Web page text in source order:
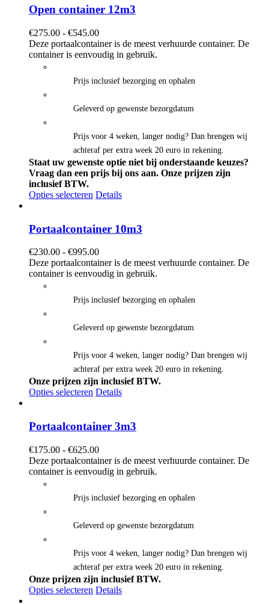
Open container 12m3
€275.00 - €545.00Prijsklasse:
€275.00
tot
Deze portaalcontainer is de meest verhuurde container. De
container is eenvoudig in gebruik.
Prijs inclusief bezorging en ophalen
Geleverd op gewenste bezorgdatum
Prijs voor 4 weken, langer nodig? Dan brengen wij
achteraf per extra week 20 euro in rekening.
Staat uw gewenste optie niet bij onderstaande keuzes?
Vraag dan een prijs bij ons aan. Onze prijzen zijn
inclusief BTW.
Opties selecteren Details
Portaalcontainer 10m3
€230.00 - €995.00Prijsklasse:
€230.00
tot
Deze portaalcontainer is de meest verhuurde container. De
container is eenvoudig in gebruik.
Prijs inclusief bezorging en ophalen
Geleverd op gewenste bezorgdatum
Prijs voor 4 weken, langer nodig? Dan brengen wij
achteraf per extra week 20 euro in rekening.
Onze prijzen zijn inclusief BTW.
Opties selecteren Details
Portaalcontainer 3m3
€175.00 - €625.00Prijsklasse:
€175.00
tot
Deze portaalcontainer is de meest verhuurde container. De
container is eenvoudig in gebruik.
Prijs inclusief bezorging en ophalen
Geleverd op gewenste bezorgdatum
Prijs voor 4 weken, langer nodig? Dan brengen wij
achteraf per extra week 20 euro in rekening.
Onze prijzen zijn inclusief BTW.
Opties selecteren Details